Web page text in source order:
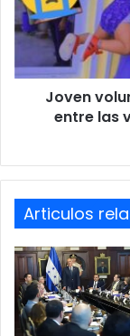
bebé
Bomberos
entre
víctimas
masacre
Bárbara
Joven
entre las
Articulos